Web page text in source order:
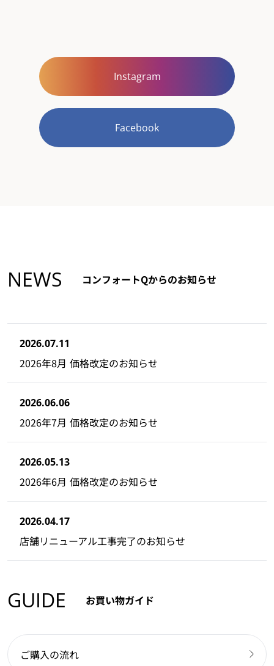
Instagram
Facebook
NEWS コンフォートQからのお知らせ
2026.07.11
2026年8月 価格改定のお知らせ
2026.06.06
2026年7月 価格改定のお知らせ
2026.05.13
2026年6月 価格改定のお知らせ
2026.04.17
店舗リニューアル工事完了のお知らせ
GUIDE お買い物ガイド
ご購入の流れ